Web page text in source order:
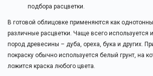
подбора расцветки.
В готовой облицовке применяются как
различные расцветки. Чаще всего используется
пород древесины – дуба, ореха, бука и других.
покраску обычно используется белый грунт, на
ложится краска любого цвета.